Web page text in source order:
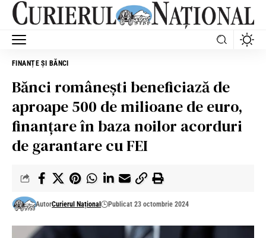
FINANȚE ȘI BĂNCI
Bănci românești beneficiază de
aproape 500 de milioane de euro,
finanțare în baza noilor acorduri
de garantare cu FEI
AutorCurierul Național Publicat 23 octombrie 2024